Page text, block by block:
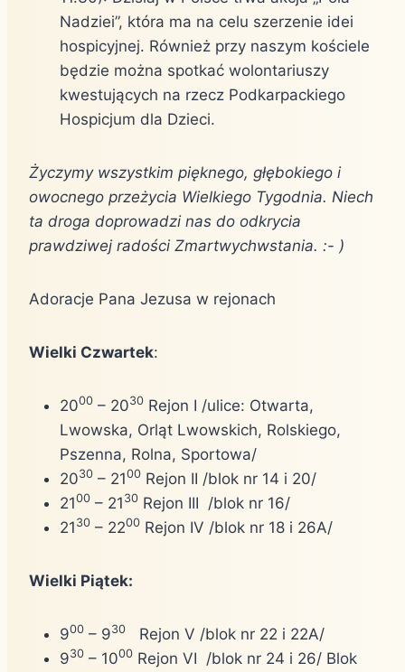
Nadziei”, która ma na celu szerzenie idei
hospicyjnej. Również przy naszym kościele
będzie można spotkać wolontariuszy
kwestujących na rzecz Podkarpackiego
Hospicjum dla Dzieci.
Życzymy wszystkim pięknego, głębokiego i
owocnego przeżycia Wielkiego Tygodnia. Niech
ta droga doprowadzi nas do odkrycia
prawdziwej radości Zmartwychwstania. :- )
Adoracje Pana Jezusa w rejonach
Wielki Czwartek:
2000 – 2030 Rejon I /ulice: Otwarta,
Lwowska, Orląt Lwowskich, Rolskiego,
Pszenna, Rolna, Sportowa/
2030 – 2100 Rejon II /blok nr 14 i 20/
2100 – 21 30 Rejon III /blok nr 16/
21 30 – 2200 Rejon IV /blok nr 18 i 26A/
Wielki Piątek:
900 – 930
Rejon V /blok nr 22 i 22A/
930 – 1000 Rejon VI /blok nr 24 i 26/ Blok